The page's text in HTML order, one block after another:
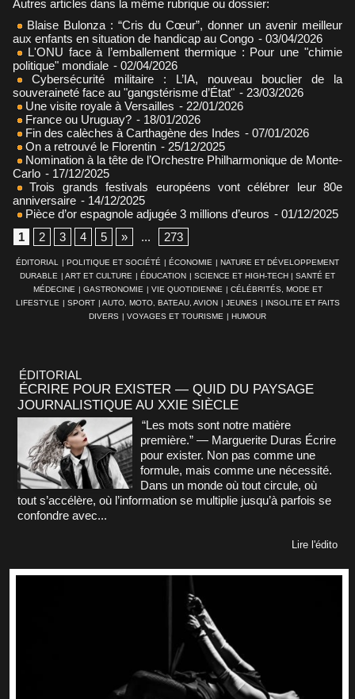
Autres articles dans la même rubrique ou dossier:
Blaise Bulonza : “Cris du Cœur”, donner un avenir meilleur
aux enfants en situation de handicap au Congo - 03/04/2026
L'ONU face à l’emballement thermique : Pour une "chimie
politique" mondiale - 02/04/2026
Cybersécurité militaire : L’IA, nouveau bouclier de la
souveraineté face au "gangstérisme d’État" - 23/03/2026
Une visite royale à Versailles - 22/01/2026
France ou Uruguay? - 18/01/2026
Fin des calèches à Carthagène des Indes - 07/01/2026
On a retrouvé le Florentin - 25/12/2025
Nomination à la tête de l’Orchestre Philharmonique de Monte-
Carlo - 17/12/2025
Trois grands festivals européens vont célébrer leur 80e
anniversaire - 14/12/2025
Pièce d’or espagnole adjugée 3 millions d’euros - 01/12/2025
1
2 3 4 5 » ... 273
ÉDITORIAL | POLITIQUE ET SOCIÉTÉ | ÉCONOMIE | NATURE ET DÉVELOPPEMENT
DURABLE | ART ET CULTURE | ÉDUCATION | SCIENCE ET HIGH-TECH | SANTÉ ET
MÉDECINE | GASTRONOMIE | VIE QUOTIDIENNE | CÉLÉBRITÉS, MODE ET
LIFESTYLE | SPORT | AUTO, MOTO, BATEAU, AVION | JEUNES | INSOLITE ET FAITS
DIVERS | VOYAGES ET TOURISME | HUMOUR
ÉDITORIAL
ÉCRIRE POUR EXISTER — QUID DU PAYSAGE
JOURNALISTIQUE AU XXIE SIÈCLE
“Les mots sont notre matière
première.” — Marguerite Duras Écrire
pour exister. Non pas comme une
formule, mais comme une nécessité.
Dans un monde où tout circule, où
tout s’accélère, où l’information se multiplie jusqu’à parfois se
confondre avec...
Lire l'édito